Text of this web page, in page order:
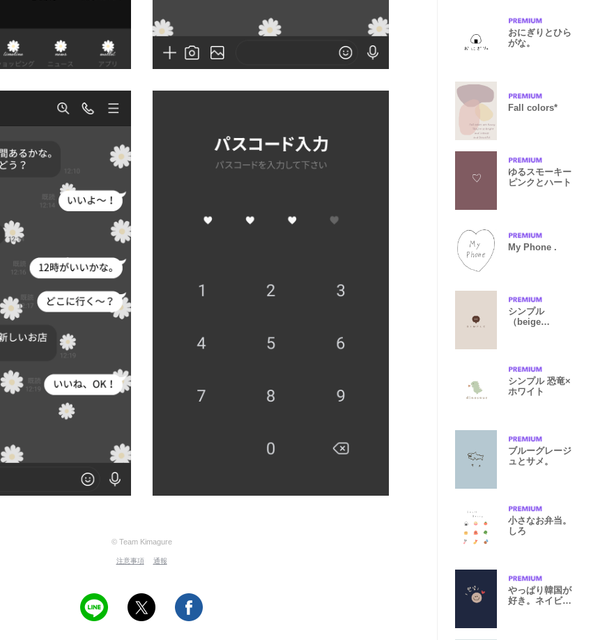
© Team Kimagure
注意事項 通報
おにぎりとひら
がな。
Fall colors*
ゆるスモーキー
ピンクとハート
My Phone .
シンプル
（beige
シンプル 恐竜×
ホワイト
ブルーグレージ
ュとサメ。
小さなお弁当。
しろ
やっぱり韓国が
好き。ネイビー